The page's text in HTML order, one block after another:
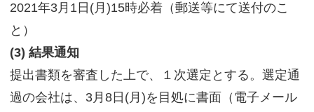
2021年3月1日(月)15時必着（郵送等にて送付のこ
と）
(3) 結果通知
提出書類を審査した上で、１次選定とする。選定通
過の会社は、3月8日(月)を目処に書面（電子メール